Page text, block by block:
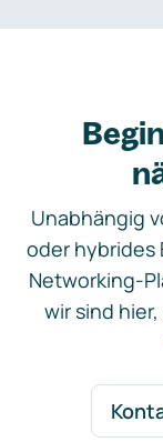
Unabhängig
oder hybrides
Networking-
wir sind